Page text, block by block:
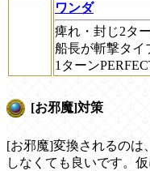
ワンダ
痺れ・封じ2タ
船長が斬撃タイ
1ターン
[お邪魔]対策
[お邪魔]変換されるのは
しなくても良いです。